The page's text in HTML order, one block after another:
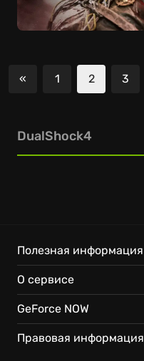
«
Предыдущий
1 2 3
DualShock4
Полезная информация
О сервисе
GeForce NOW
Правовая информация